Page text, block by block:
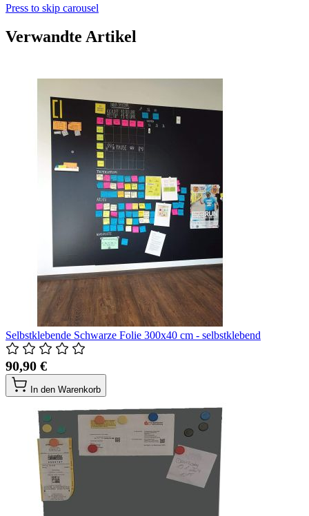
Press to skip carousel
Verwandte Artikel
Selbstklebende Schwarze Folie 300x40 cm - selbstklebend
90,90 €
In den Warenkorb